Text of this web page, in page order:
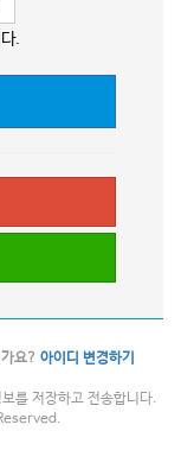
.
요? 아이디 변경하기
를 저장하고 전송합니다.